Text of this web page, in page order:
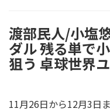
渡部民人/小塩
ダル 残る単で
狙う 卓球世界
11月26日から12月3日